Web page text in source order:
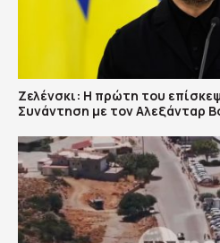
Ζελένσκι: Η πρώτη του
Συνάντηση με τον Αλεξάνταρ